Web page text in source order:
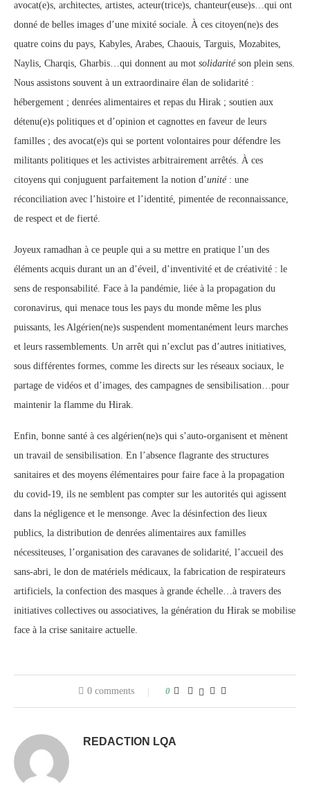
avocat(e)s, architectes, artistes, acteur(trice)s, chanteur(euse)s…qui ont
donné de belles images d’une mixité sociale. À ces citoyen(ne)s des
quatre coins du pays, Kabyles, Arabes, Chaouis, Targuis, Mozabites,
Naylis, Charqis, Gharbis…qui donnent au mot solidaritéson plein sens.
Nous assistons souvent à un extraordinaire élan de solidarité :
hébergement ; denrées alimentaires et repas du Hirak ; soutien aux
détenu(e)s politiques et d’opinion et cagnottes en faveur de leurs
familles ; des avocat(e)s qui se portent volontaires pour défendre les
militants politiques et les activistes arbitrairement arrêtés. À ces
citoyens qui conjuguent parfaitement la notion d’unité : une
réconciliation avec l’histoire et l’identité, pimentée de reconnaissance,
de respect et de fierté.
Joyeux ramadhan à ce peuple qui a su mettre en pratique l’un des
éléments acquis durant un an d’éveil, d’inventivité et de créativité : le
sens de responsabilité. Face à la pandémie, liée à la propagation du
coronavirus, qui menace tous les pays du monde même les plus
puissants, les Algérien(ne)s suspendent momentanément leurs marches
et leurs rassemblements. Un arrêt qui n’exclut pas d’autres initiatives,
sous différentes formes, comme les directs sur les réseaux sociaux, le
partage de vidéos et d’images, des campagnes de sensibilisation…pour
maintenir la flamme du Hirak.
Enfin, bonne santé à ces algérien(ne)s qui s’auto-organisent et mènent
un travail de sensibilisation. En l’absence flagrante des structures
sanitaires et des moyens élémentaires pour faire face à la propagation
du covid-19, ils ne semblent pas compter sur les autorités qui agissent
dans la négligence et le mensonge. Avec la désinfection des lieux
publics, la distribution de denrées alimentaires aux familles
nécessiteuses, l’organisation des caravanes de solidarité, l’accueil des
sans-abri, le don de matériels médicaux, la fabrication de respirateurs
artificiels, la confection des masques à grande échelle…à travers des
initiatives collectives ou associatives, la génération du Hirak se mobilise
face à la crise sanitaire actuelle.
0 comments 0
REDACTION LQA